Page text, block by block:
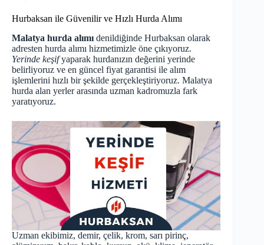
Hurbaksan ile Güvenilir ve Hızlı Hurda Alımı
Malatya hurda alımı denildiğinde Hurbaksan olarak
adresten hurda alımı hizmetimizle öne çıkıyoruz.
Yerinde keşifyaparak hurdanızın değerini yerinde
belirliyoruz ve en güncel fiyat garantisi ile alım
işlemlerini hızlı bir şekilde gerçekleştiriyoruz. Malatya
hurda alan yerler arasında uzman kadromuzla fark
yaratıyoruz.
Uzman ekibimiz, demir, çelik, krom, sarı pirinç,